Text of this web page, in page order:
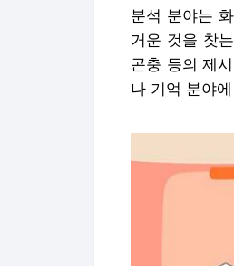
분석 분야는
거운 것을 찾
곤충 등의 제
나 기억 분야